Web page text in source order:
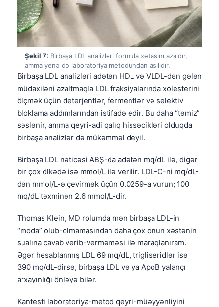
Şəkil 7: Birbaşa LDL analizləri formula xətasını azaldır,
amma yenə də laboratoriya metodundan asılıdır.
Birbaşa LDL analizləri adətən HDL və VLDL-dən gələn
müdaxiləni azaltmaqla LDL fraksiyalarında xolesterini
ölçmək üçün deterjentlər, fermentlər və selektiv
bloklama addımlarından istifadə edir. Bu daha “təmiz”
səslənir, amma qeyri-adi qalıq hissəcikləri olduqda
birbaşa analizlər də mükəmməl deyil.
Birbaşa LDL nəticəsi ABŞ-da adətən mq/dL ilə, digər
bir çox ölkədə isə mmol/L ilə verilir. LDL-C-ni mq/dL-
dən mmol/L-ə çevirmək üçün 0.0259-a vurun; 100
mq/dL təxminən 2.6 mmol/L-dir.
Thomas Klein, MD rolumda mən birbaşa LDL-in
“moda” olub-olmamasından daha çox onun xəstənin
sualına cavab verib-verməməsi ilə maraqlanıram.
Əgər hesablanmış LDL 69 mq/dL, trigliseridlər isə
390 mq/dL-dirsə, birbaşa LDL və ya ApoB yalançı
arxayınlığı önləyə bilər.
Kantesti laboratoriya-metod qeyri-müəyyənliyini
Română
简体中文
فارسی
Български
Dansk
Nederlands
हिन्दी
Bahasa Indonesia
Íslenska
Српски језик
Svenska
Bosanski
Eesti
日本語
Čeština
ქართული
Русский